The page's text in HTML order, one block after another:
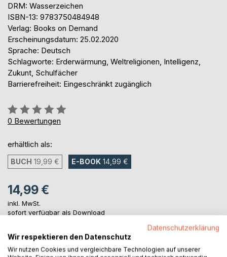
DRM: Wasserzeichen
ISBN-13: 9783750484948
Verlag: Books on Demand
Erscheinungsdatum: 25.02.2020
Sprache: Deutsch
Schlagworte: Erderwärmung, Weltreligionen, Intelligenz,
Zukunt, Schulfächer
Barrierefreiheit: Eingeschränkt zugänglich
Bewertung::
0%
0 Bewertungen
erhältlich als:
BUCH 19,99 € E-BOOK 14,99 €
14,99 €
inkl. MwSt.
sofort verfügbar als Download
IN DEN WARENKORB
Datenschutzerklärung
Wir respektieren den Datenschutz
Wir nutzen Cookies und vergleichbare Technologien auf unserer